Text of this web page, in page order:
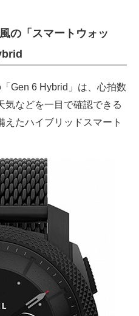
の「スマートウォッ
Gen 6 Hybrid」は、心拍数
気などを一目で確認できる
えたハイブリッドスマート